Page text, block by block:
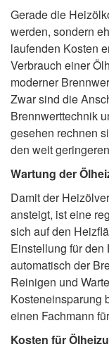
Gerade die
werden, sondern
laufenden Kosten
Verbrauch einer
moderner
Zwar sind die
Brennwerttechnik
gesehen rechnen
den weit
Wartung der
Damit der
ansteigt, ist eine
sich auf den
Einstellung für den
automatisch der
Reinigen und
Kosteneinsparung
einen Fachmann
Kosten für